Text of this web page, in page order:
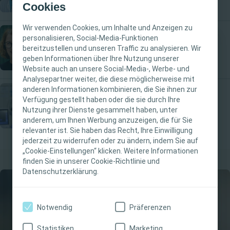
Cookies
Wir verwenden Cookies, um Inhalte und Anzeigen zu
personalisieren, Social-Media-Funktionen
bereitzustellen und unseren Traffic zu analysieren. Wir
geben Informationen über Ihre Nutzung unserer
Website auch an unsere Social-Media-, Werbe- und
Analysepartner weiter, die diese möglicherweise mit
anderen Informationen kombinieren, die Sie ihnen zur
Verfügung gestellt haben oder die sie durch Ihre
Nutzung ihrer Dienste gesammelt haben, unter
anderem, um Ihnen Werbung anzuzeigen, die für Sie
relevanter ist. Sie haben das Recht, Ihre Einwilligung
jederzeit zu widerrufen oder zu ändern, indem Sie auf
„Cookie-Einstellungen“ klicken. Weitere Informationen
finden Sie in unserer Cookie-Richtlinie und
Datenschutzerklärung.
Notwendig Präferenzen
Statistiken Marketing
WICHTIGER HINWEIS
Diese Website richtet sich nur an medizinische
Fachpersonen. Der Inhalt der Website ist für
fachliche Informations- und Fortbildungszwecke
bestimmt. Coloplast bietet keinen individuellen
medizinischen Rat. Die Verantwortung für die
individuelle Patientenversorgung liegt bei den
medizinischen Fachpersonen. Detaillierte
Produktinformationen zu den vorgestellten
Produkten, einschließlich Anwendungshinweise,
Vorsichtsmaßnahmen und Warnhinweisen,
finden Sie in der Gebrauchsanweisung (IFU) des
Produkts, die vor der Verwendung sorgfältig zu
Wundversorgung
Interventional Urology